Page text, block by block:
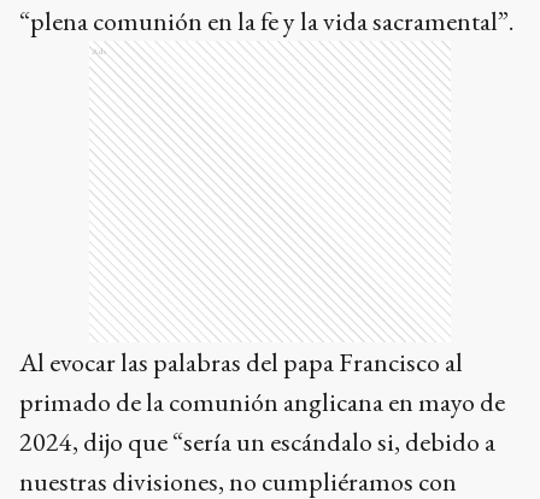
“plena comunión en la fe y la vida sacramental”.
Ads
Al evocar las palabras del papa Francisco al
primado de la comunión anglicana en mayo de
2024, dijo que “sería un escándalo si, debido a
nuestras divisiones, no cumpliéramos con